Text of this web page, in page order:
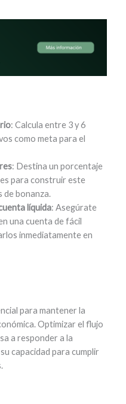
: Calcula entre 3 y 6
como meta para el
: Destina un porcentaje
para construir este
de bonanza.
líquida: Asegúrate
una cuenta de fácil
inmediatamente en
para mantener la
Optimizar el flujo
a responder a la
capacidad para cumplir